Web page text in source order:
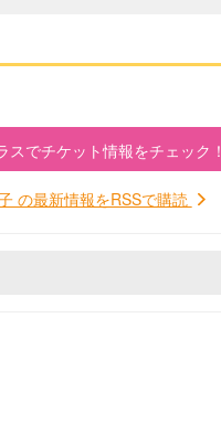
スでチケット情報をチェック！
の最新情報をRSSで購読